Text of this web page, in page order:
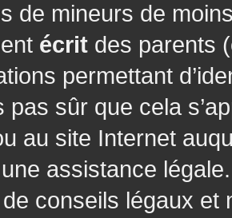
de mineurs de
écrit des parents
permettant
pas sûr que cela
au site Internet
assistance
conseils légaux